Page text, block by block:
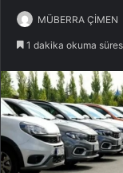
MÜBERRA ÇİMEN
1 dakika okuma